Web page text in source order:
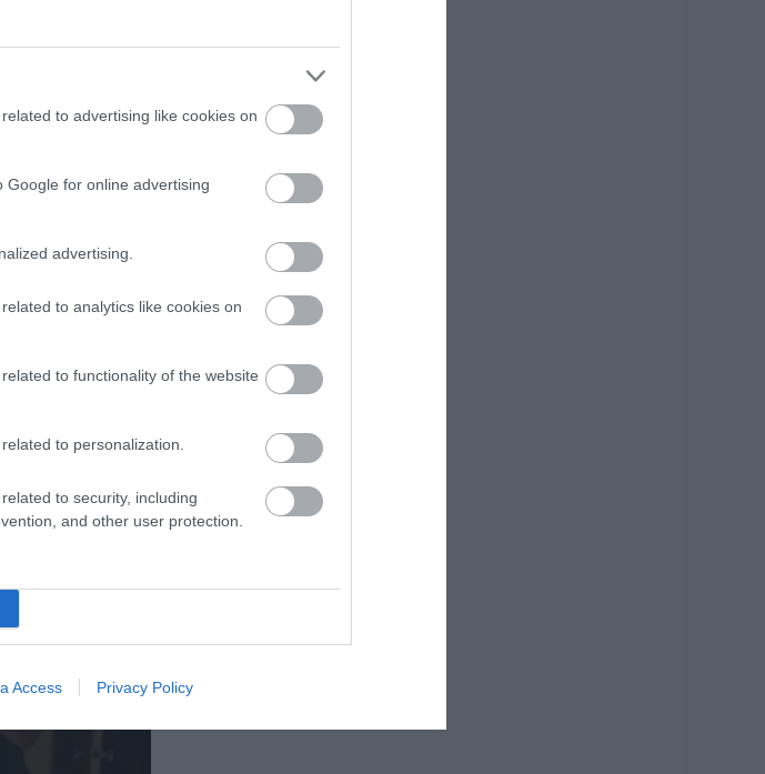
to advertising like cookies on
Google for online advertising
advertising.
to analytics like cookies on
to functionality of the website
to personalization.
to security, including
and other user protection.
Access Privacy Policy
biztatónak
csatlakozz!
Szülinapra,